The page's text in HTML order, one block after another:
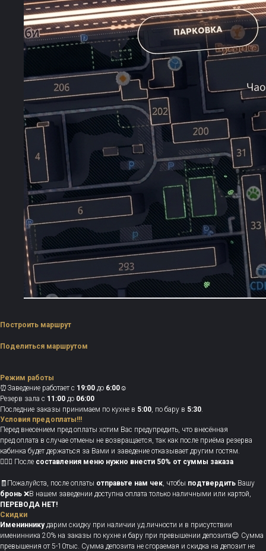
Построить маршрут
Поделиться маршрутом
Режим работы
⏰Заведение работает с 19:00 до 6:00☺️
Резерв зала с 11:00 до 06:00
Последние заказы принимаем по кухне в 5:00, по бару в 5:30.
Условия предоплаты!!!
Перед внесением пред.оплаты хотим Вас предупредить, что внесённая
пред.оплата в случае отмены не возвращается, так как после приёма резерва
кабинка будет держаться за Вами и заведение отказывает другим гостям.
💁🏻‍♀️ После составления меню нужно внести 50% от суммы заказа
🧾Пожалуйста, после оплаты отправьте нам чек, чтобы подтвердить Вашу
бронь ❌В нашем заведении доступна оплата только наличными или картой,
ПЕРЕВОДА НЕТ!
Скидки
Именинникударим скидку при наличии уд.личности и в присутствии
именинника 20% на заказы по кухне и бару при превышении депозита😊 Сумма
превышения от 5-10тыс. Сумма депозита не сгораемая и скидка на депозит не